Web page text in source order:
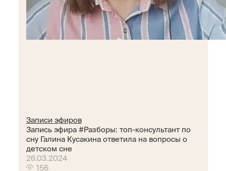
Записи эфиров
Запись эфира #Разборы: топ-консультант по
сну Галина Кусакина ответила на вопросы о
детском сне
26.03.2024
156